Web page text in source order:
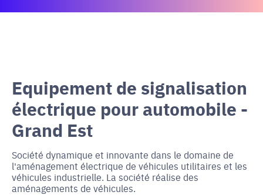
Equipement de signalisation
électrique pour automobile -
Grand Est
Société dynamique et innovante dans le domaine de
l'aménagement électrique de véhicules utilitaires et les
véhicules industrielle. La société réalise des
aménagements de véhicules.